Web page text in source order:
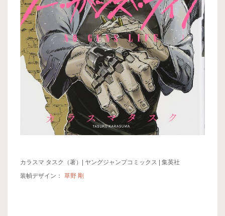
カラスマ タスク（著）| ヤングジャンプコミックス | 集英社
装幀デザイン：
草野 剛